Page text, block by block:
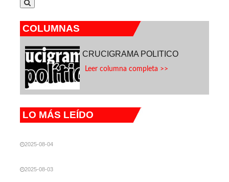
COLUMNAS
CRUCIGRAMA POLITICO
Leer columna completa >>
LO MÁS LEÍDO
2025-08-04
2025-08-03